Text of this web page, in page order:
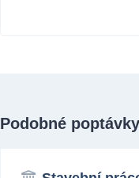
Podobné poptávky